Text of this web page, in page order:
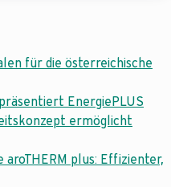
für die österreichische
EnergiePLUS
ermöglicht
aroTHERM plus: Effizienter,